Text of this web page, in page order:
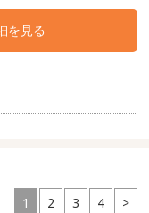
を見る
1 2 3 4 >